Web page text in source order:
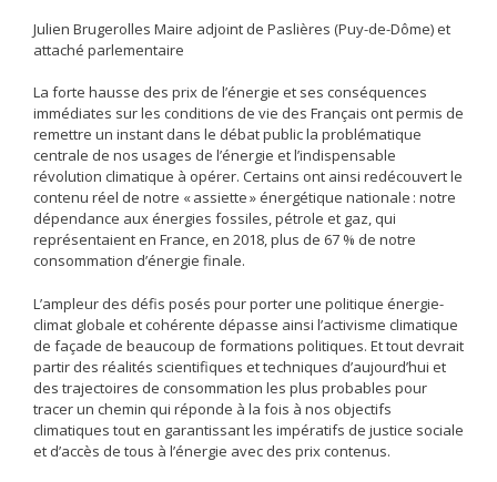
Julien Brugerolles Maire adjoint de Paslières (Puy-de-Dôme) et
attaché parlementaire
La forte hausse des prix de l’énergie et ses conséquences
immédiates sur les conditions de vie des Français ont permis de
remettre un instant dans le débat public la problématique
centrale de nos usages de l’énergie et l’indispensable
révolution climatique à opérer. Certains ont ainsi redécouvert le
contenu réel de notre « assiette » énergétique nationale : notre
dépendance aux énergies fossiles, pétrole et gaz, qui
représentaient en France, en 2018, plus de 67 % de notre
consommation d’énergie finale.
L’ampleur des défis posés pour porter une politique énergie-
climat globale et cohérente dépasse ainsi l’activisme climatique
de façade de beaucoup de formations politiques. Et tout devrait
partir des réalités scientifiques et techniques d’aujourd’hui et
des trajectoires de consommation les plus probables pour
tracer un chemin qui réponde à la fois à nos objectifs
climatiques tout en garantissant les impératifs de justice sociale
et d’accès de tous à l’énergie avec des prix contenus.